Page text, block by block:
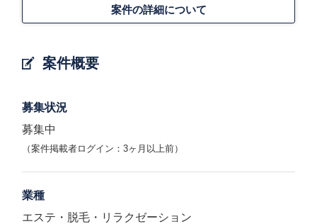
案件概要
案件の詳細について
募集状況
募集中
（案件掲載者ログイン：3ヶ月以上前）
業種
エステ・脱毛・リラクゼーション